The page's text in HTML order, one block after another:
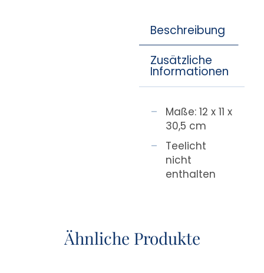
Beschreibung
Zusätzliche
Informationen
Maße: 12 x 11 x
30,5 cm
Teelicht
nicht
enthalten
Ähnliche Produkte